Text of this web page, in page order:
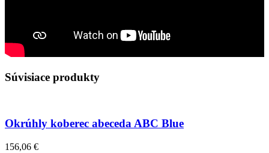
Súvisiace produkty
Okrúhly koberec abeceda ABC Blue
156,06 €